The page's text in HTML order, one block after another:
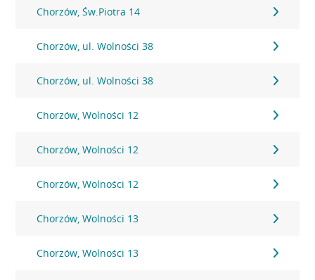
Chorzów, Św.Piotra 14
Chorzów, ul. Wolności 38
Chorzów, ul. Wolności 38
Chorzów, Wolności 12
Chorzów, Wolności 12
Chorzów, Wolności 12
Chorzów, Wolności 13
Chorzów, Wolności 13